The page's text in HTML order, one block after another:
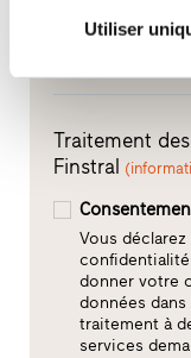
Utiliser
Traitement
Finstral
Vous
donner votre
données
traitement à
services